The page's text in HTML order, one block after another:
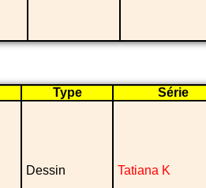
Type Série
Dessin Tatiana K